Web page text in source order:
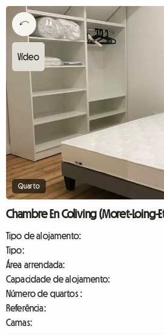
Quarto
Chambre En Coliving (Moret-Loing-
Tipo de alojamento:
Tipo:
Área arrendada:
Capacidade de alojamento:
Número de quartos :
Referência:
Camas: